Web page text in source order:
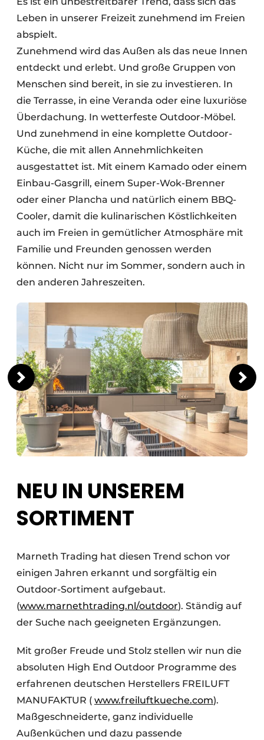
Datenschutz / Cookie-Erklärung
Offene Stellen
Videos
Arbeitsblätter
Möbelbeschläge und Schränke
Leben in unserer Freizeit zunehmend im Freien
abspielt.
Zunehmend wird das Außen als das neue Innen
entdeckt und erlebt. Und große Gruppen von
Menschen sind bereit, in sie zu investieren. In
die Terrasse, in eine Veranda oder eine luxuriöse
Überdachung. In wetterfeste Outdoor-Möbel.
Und zunehmend in eine komplette Outdoor-
Küche, die mit allen Annehmlichkeiten
ausgestattet ist. Mit einem Kamado oder einem
Einbau-Gasgrill, einem Super-Wok-Brenner
oder einer Plancha und natürlich einem BBQ-
Cooler, damit die kulinarischen Köstlichkeiten
auch im Freien in gemütlicher Atmosphäre mit
Familie und Freunden genossen werden
können. Nicht nur im Sommer, sondern auch in
den anderen Jahreszeiten.
NEU IN UNSEREM
SORTIMENT
Marneth Trading hat diesen Trend schon vor
einigen Jahren erkannt und sorgfältig ein
Outdoor-Sortiment aufgebaut.
(www.marnethtrading.nl/outdoor). Ständig auf
der Suche nach geeigneten Ergänzungen.
Mit großer Freude und Stolz stellen wir nun die
absoluten High End Outdoor Programme des
erfahrenen deutschen Herstellers FREILUFT
MANUFAKTUR ( www.freiluftkueche.com).
Maßgeschneiderte, ganz individuelle
Außenküchen und dazu passende